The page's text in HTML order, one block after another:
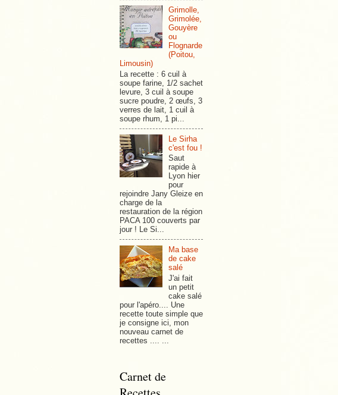
Grimolle,
Grimolée,
Gouyère
ou
Flognarde
(Poitou,
Limousin)
La recette : 6 cuil à
soupe farine, 1/2 sachet
levure, 3 cuil à soupe
sucre poudre, 2 œufs, 3
verres de lait, 1 cuil à
soupe rhum, 1 pi...
Le Sirha
c'est fou !
Saut
rapide à
Lyon hier
pour
rejoindre Jany Gleize en
charge de la
restauration de la région
PACA 100 couverts par
jour ! Le Si...
Ma base
de cake
salé
J'ai fait
un petit
cake salé
pour l'apéro.... Une
recette toute simple que
je consigne ici, mon
nouveau carnet de
recettes .... ...
Carnet de